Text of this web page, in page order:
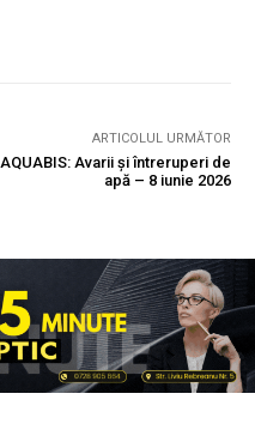
ARTICOLUL URMĂTOR
AQUABIS: Avarii și întreruperi de
apă – 8 iunie 2026